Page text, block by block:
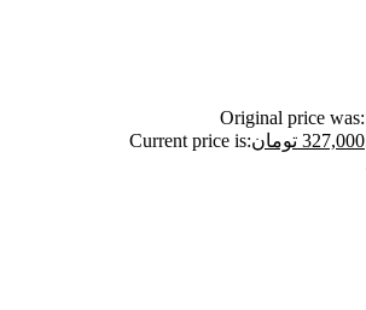
Original price was:
327,000 تومانCurrent price is: